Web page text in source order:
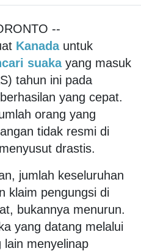
--
Kanada untuk
suaka yang masuk
tahun ini pada
yang cepat.
orang yang
tidak resmi di
drastis.
jumlah keseluruhan
klaim pengungsi di
bukannya menurun.
yang datang melalui
menyelinap